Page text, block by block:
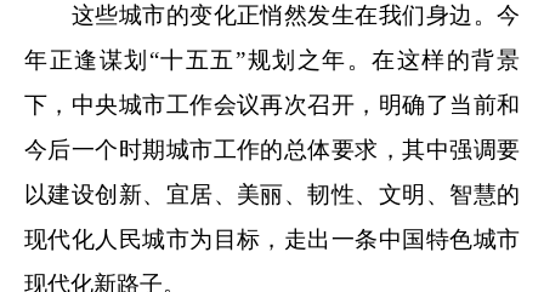
这些城市的变化正悄然发生在我们身边。今
年正逢谋划“十五五”规划之年。在这样的背景
下，中央城市工作会议再次召开，明确了当前和
今后一个时期城市工作的总体要求，其中强调要
以建设创新、宜居、美丽、韧性、文明、智慧的
现代化人民城市为目标，走出一条中国特色城市
现代化新路子。